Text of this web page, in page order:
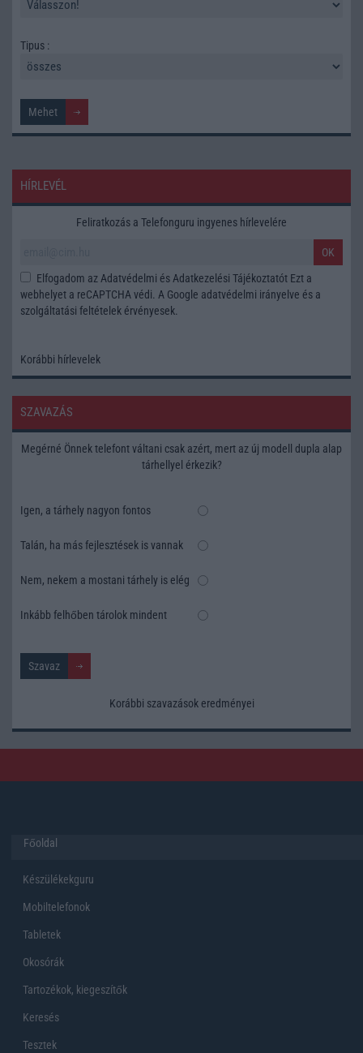
Tipus :
HÍRLEVÉL
Feliratkozás a Telefonguru ingyenes hírlevelére
OK
Elfogadom az Adatvédelmi és Adatkezelési Tájékoztatót Ezt a
webhelyet a reCAPTCHA védi. A Google adatvédelmi irányelve és a
szolgáltatási feltételek érvényesek.
Korábbi hírlevelek
SZAVAZÁS
Megérné Önnek telefont váltani csak azért, mert az új modell dupla alap
tárhellyel érkezik?
Igen, a tárhely nagyon fontos
Talán, ha más fejlesztések is vannak
Nem, nekem a mostani tárhely is elég
Inkább felhőben tárolok mindent
Korábbi szavazások eredményei
Főoldal
Készülékekguru
Mobiltelefonok
Tabletek
Okosórák
Tartozékok, kiegeszítők
Keresés
Tesztek